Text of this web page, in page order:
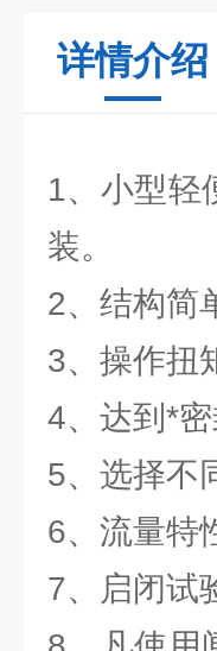
详情介绍
1、小型轻
装。
2、结构简
3、操作扭
4、达到*
5、选择不
6、流量特
7、启闭试